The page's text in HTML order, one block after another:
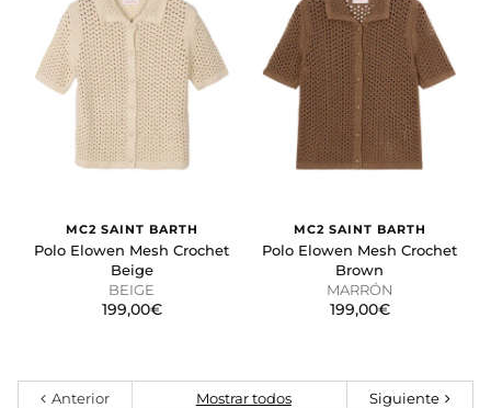
MC2 SAINT BARTH
Polo Elowen Mesh Crochet
Beige
BEIGE
199,00€
MC2 SAINT BARTH
Polo Elowen Mesh Crochet
Brown
MARRÓN
199,00€
Mostrar todos
Anterior Siguiente